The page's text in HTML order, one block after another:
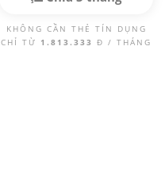
KHÔNG CẦN THẺ TÍN DỤNG
CHỈ TỪ 1.813.333 Đ / THÁNG